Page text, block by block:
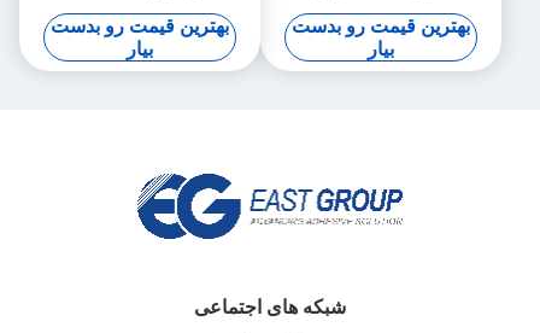
ویسکوزیته پایدار
بهترین قیمت رو بدست
بیار
جامد سفید
بهترین قیمت رو بدست
بیار
شبکه های اجتماعی